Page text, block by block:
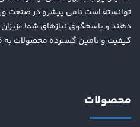
دهند و پاسخگوی نیازهای شما
کیفیت و تامین گسترده محصولات به
محصولات